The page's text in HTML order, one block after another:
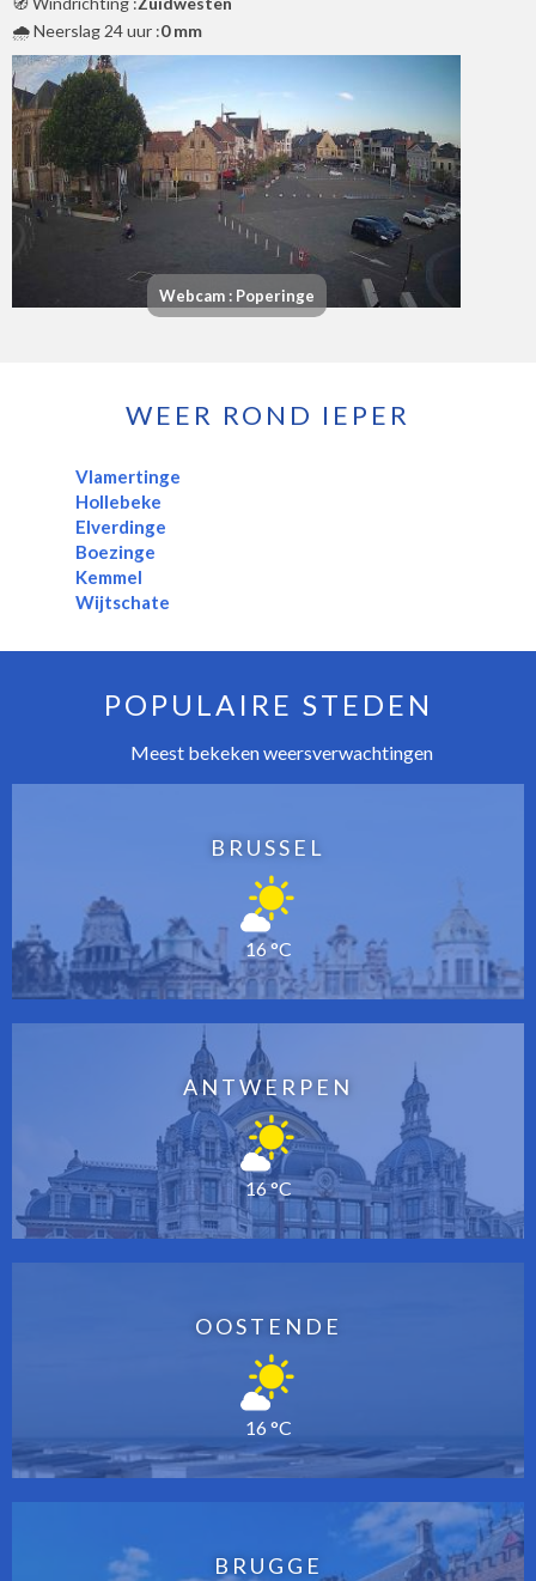
🌧️ Neerslag 24 uur :0 mm
Webcam : Poperinge
WEER ROND IEPER
Vlamertinge
Hollebeke
Elverdinge
Boezinge
Kemmel
Wijtschate
POPULAIRE STEDEN
Meest bekeken weersverwachtingen
BRUSSEL
16 °C
ANTWERPEN
16 °C
OOSTENDE
16 °C
BRUGGE